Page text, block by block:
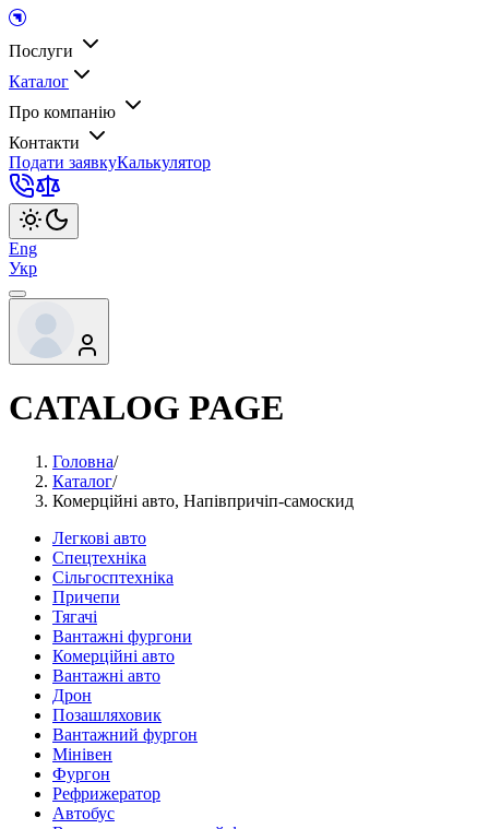
Послуги
Каталог
Про компанію
Контакти
Подати заявкуКалькулятор
Eng
Укр
CATALOG PAGE
Головна/
Каталог/
Комерційні авто, Напівпричіп-самоскид
Легкові авто
Спецтехніка
Сільгосптехніка
Причепи
Тягачі
Вантажні фургони
Комерційні авто
Вантажні авто
Дрон
Позашляховик
Вантажний фургон
Мінівен
Фургон
Рефрижератор
Автобус